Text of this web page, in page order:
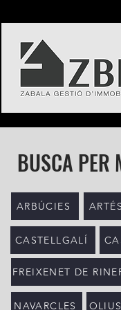
ARBÚCIES
BUSCA PER
ARTÉS
FREIXENET DE
NAVARCLES
CASTELLGALÍ
OLIUS